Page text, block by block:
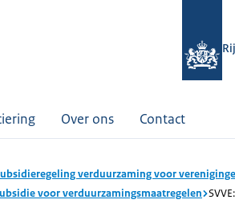
Over ons Contact
verduurzaming voor
voor verduurzamingsmaatregelen